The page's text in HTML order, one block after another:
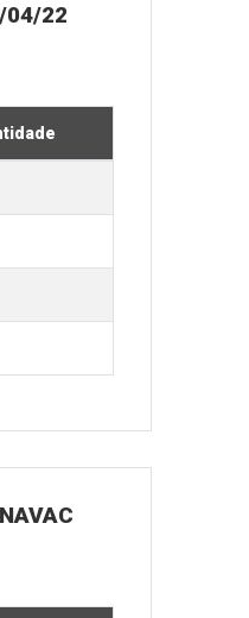
04/22